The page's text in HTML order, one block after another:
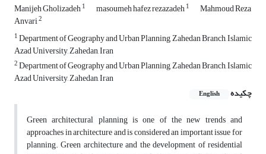
Manijeh Gholizadeh1 masoumeh hafez rezazadeh1 Mahmoud Reza
Anvari2
1Department of Geography and Urban Planning, Zahedan Branch, Islamic
Azad University, Zahedan, Iran
2Department of Geography and Urban Planning, Zahedan Branch, Islamic
Azad University, Zahedan, Iran
چکیده
English
Green architectural planning is one of the new trends and
approaches in architecture and is considered an important issue for
planning. Green architecture and the development of residential